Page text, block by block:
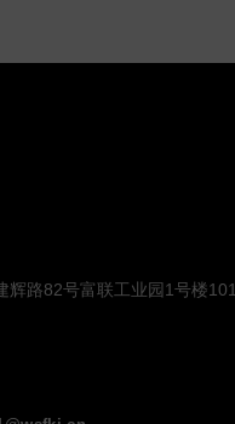
辉路82号富联工业园1号楼101